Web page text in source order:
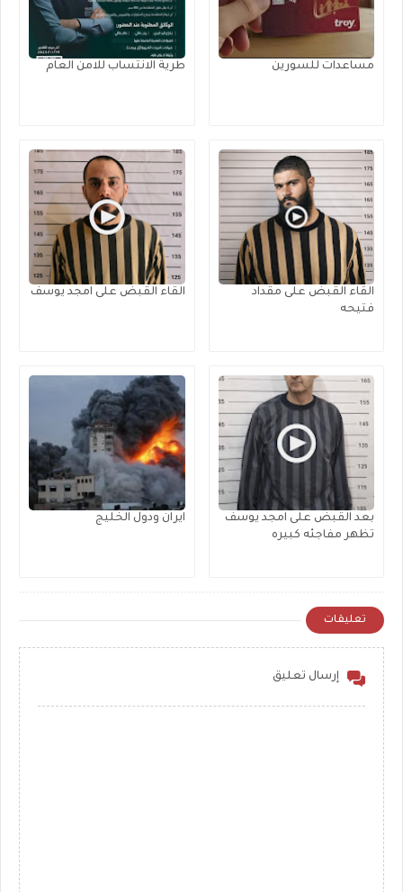
مساعدات للسورين طرية الانتساب للامن العام
القاء القبض على مقداد
فتيحه
القاء القبض على امجد يوسف
بعد القبض على امجد يوسف
تظهر مفاجئه كبيره
ايران ودول الخليج
تعليقات
إرسال تعليق